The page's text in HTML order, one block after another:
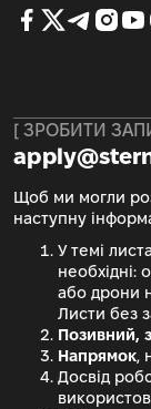
[ ЗРОБИТИ
Щоб ми могли
наступну
У темі
необхідні:
або дрони
Листи без
Позивний,
Напрямок,
Досвід